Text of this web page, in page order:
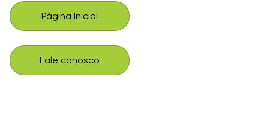
Página Inicial
Fale conosco